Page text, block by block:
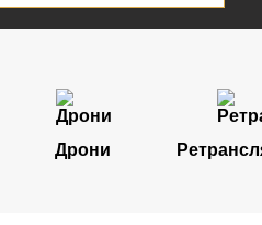
Дрони